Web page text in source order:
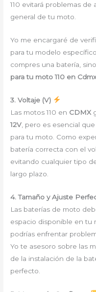
110 evitará problemas de
general de tu moto.
Yo me encargaré de
para tu modelo
compres una batería,
para tu moto 110 en
3. Voltaje (V)
Las motos 110 en CDMX
12V , pero es esencial
para tu moto. Como
batería correcta con el
evitando cualquier tipo
largo plazo.
4. Tamaño y Ajuste
Las baterías de moto
espacio disponible en tu
podrías enfrentar
Yo te asesoro sobre las
de la instalación de la
perfecto.